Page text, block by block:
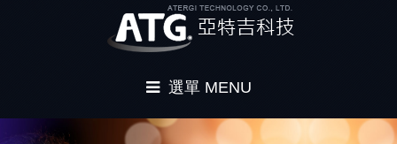
選單 MENU
首頁